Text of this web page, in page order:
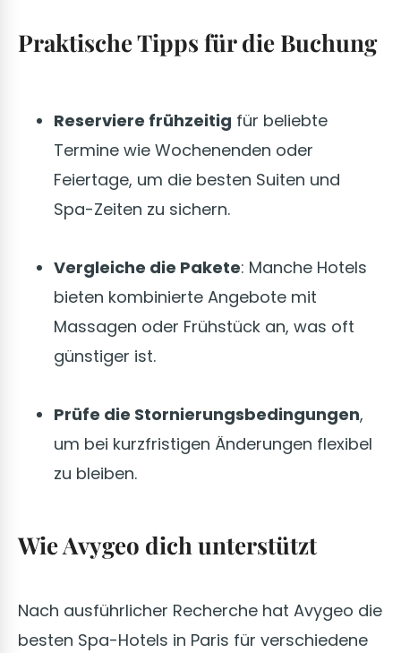
Praktische Tipps für die Buchung
Reserviere frühzeitig für beliebte
Termine wie Wochenenden oder
Feiertage, um die besten Suiten und
Spa-Zeiten zu sichern.
Vergleiche die Pakete: Manche Hotels
bieten kombinierte Angebote mit
Massagen oder Frühstück an, was oft
günstiger ist.
Prüfe die Stornierungsbedingungen,
um bei kurzfristigen Änderungen flexibel
zu bleiben.
Wie Avygeo dich unterstützt
Nach ausführlicher Recherche hat Avygeo die
besten Spa-Hotels in Paris für verschiedene